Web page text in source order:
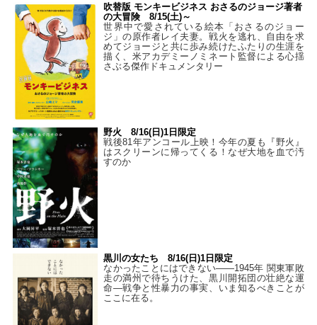
吹替版 モンキービジネス おさるのジョージ著者
の大冒険 8/15(土)～
世界中で愛されている絵本「おさるのジョー
ジ」の原作者レイ夫妻。戦火を逃れ、自由を求
めてジョージと共に歩み続けたふたりの生涯を
描く、米アカデミーノミネート監督による心揺
さぶる傑作ドキュメンタリー
野火 8/16(日)1日限定
戦後81年アンコール上映！今年の夏も『野火』
はスクリーンに帰ってくる！なぜ大地を血で汚
すのか
黒川の女たち 8/16(日)1日限定
なかったことにはできない——1945年 関東軍敗
走の満州で待ちうけた、黒川開拓団の壮絶な運
命―戦争と性暴力の事実、いま知るべきことが
ここに在る。